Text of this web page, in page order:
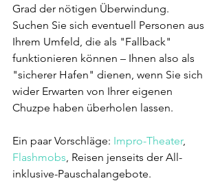
Grad der nötigen Überwindung.
Suchen Sie sich eventuell Personen aus
Ihrem Umfeld, die als "Fallback"
funktionieren können – Ihnen also als
"sicherer Hafen" dienen, wenn Sie sich
wider Erwarten von Ihrer eigenen
Chuzpe haben überholen lassen.
Ein paar Vorschläge: Impro-Theater,
Flashmobs, Reisen jenseits der All-
inklusive-Pauschalangebote.